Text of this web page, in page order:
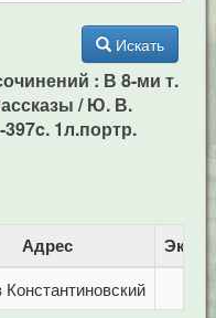
Искать
: В 8-ми т.
/ Ю. В.
1л.портр.
Адрес
Константиновский